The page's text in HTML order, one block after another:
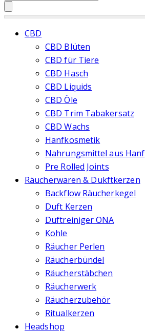
CBD
CBD Blüten
CBD für Tiere
CBD Hasch
CBD Liquids
CBD Öle
CBD Trim Tabakersatz
CBD Wachs
Hanfkosmetik
Nahrungsmittel aus Hanf
Pre Rolled Joints
Räucherwaren & Dukftkerzen
Backflow Räucherkegel
Duft Kerzen
Duftreiniger ONA
Kohle
Räucher Perlen
Räucherbündel
Räucherstäbchen
Räucherwerk
Räucherzubehör
Ritualkerzen
Headshop